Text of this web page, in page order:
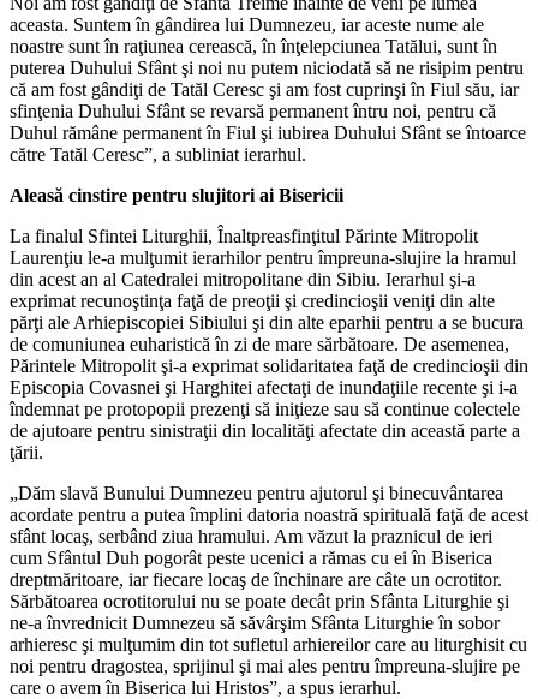
aceasta. Suntem în gândirea lui Dumnezeu, iar aceste nume ale
noastre sunt în raţiunea cerească, în înţelepciunea Tatălui, sunt în
puterea Duhului Sfânt şi noi nu putem niciodată să ne risipim pentru
că am fost gândiţi de Tatăl Ceresc şi am fost cuprinşi în Fiul său, iar
sfinţenia Duhului Sfânt se revarsă permanent întru noi, pentru că
Duhul rămâne permanent în Fiul şi iubirea Duhului Sfânt se întoarce
către Tatăl Ceresc”, a subliniat ierarhul.
Aleasă cinstire pentru slujitori ai Bisericii
La finalul Sfintei Liturghii, Înaltpreasfinţitul Părinte Mitropolit
Laurenţiu le-a mulţumit ierarhilor pentru împreuna-slujire la hramul
din acest an al Catedralei mitropolitane din Sibiu. Ierarhul şi-a
exprimat recunoştinţa faţă de preoţii şi credincioşii veniţi din alte
părţi ale Arhiepiscopiei Sibiului şi din alte eparhii pentru a se bucura
de comuniunea euharistică în zi de mare sărbătoare. De asemenea,
Părintele Mitropolit şi-a exprimat solidaritatea faţă de credincioşii din
Episcopia Covasnei şi Harghitei afectaţi de inundaţiile recente şi i-a
îndemnat pe protopopii prezenţi să iniţieze sau să continue colectele
de ajutoare pentru sinistraţii din localităţi afectate din această parte a
ţării.
„Dăm slavă Bunului Dumnezeu pentru ajutorul şi binecuvântarea
acordate pentru a putea împlini datoria noastră spirituală faţă de acest
sfânt locaş, serbând ziua hramului. Am văzut la praznicul de ieri
cum Sfântul Duh pogorât peste ucenici a rămas cu ei în Biserica
dreptmăritoare, iar fiecare locaş de închinare are câte un ocrotitor.
Sărbătoarea ocrotitorului nu se poate decât prin Sfânta Liturghie şi
ne-a învrednicit Dumnezeu să săvârşim Sfânta Liturghie în sobor
arhieresc şi mulţumim din tot sufletul arhiereilor care au liturghisit cu
noi pentru dragostea, sprijinul şi mai ales pentru împreuna-slujire pe
care o avem în Biserica lui Hristos”, a spus ierarhul.